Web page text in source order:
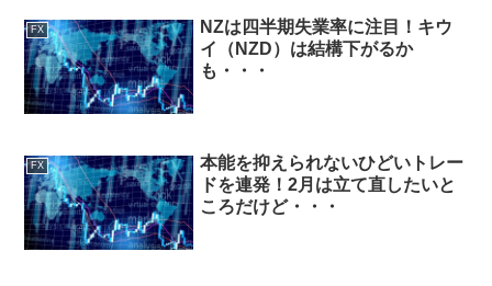
FX
NZは四半期失業率に注目！キウ
イ（NZD）は結構下がるか
も・・・
FX
本能を抑えられないひどいトレー
ドを連発！2月は立て直したいと
ころだけど・・・